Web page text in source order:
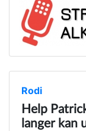
Rodi
Help
langer kan